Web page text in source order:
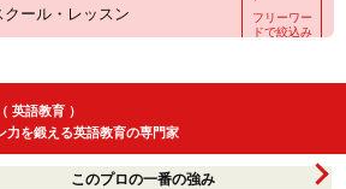
ール・レッスン
フリーワー
ドで絞込み
（ 英語教育 ）
力を鍛える英語教育の専門家
このプロの一番の強み